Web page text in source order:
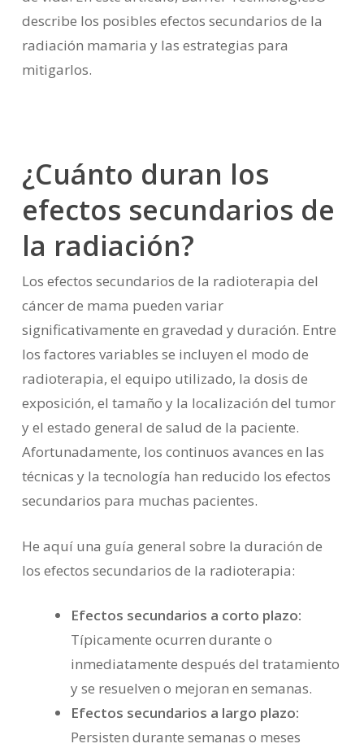
describe los posibles efectos secundarios de la
radiación mamaria y las estrategias para
mitigarlos.
¿Cuánto duran los
efectos secundarios de
la radiación?
Los efectos secundarios de la radioterapia del
cáncer de mama pueden variar
significativamente en gravedad y duración. Entre
los factores variables se incluyen el modo de
radioterapia, el equipo utilizado, la dosis de
exposición, el tamaño y la localización del tumor
y el estado general de salud de la paciente.
Afortunadamente, los continuos avances en las
técnicas y la tecnología han reducido los efectos
secundarios para muchas pacientes.
He aquí una guía general sobre la duración de
los efectos secundarios de la radioterapia:
Efectos secundarios a corto plazo:
Típicamente ocurren durante o
inmediatamente después del tratamiento
y se resuelven o mejoran en semanas.
Efectos secundarios a largo plazo:
Persisten durante semanas o meses